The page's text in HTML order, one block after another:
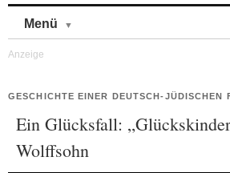
Menü
GESCHICHTE EINER DEUTSCH-JÜDISCHEN
Ein Glücksfall:
Wolffsohn